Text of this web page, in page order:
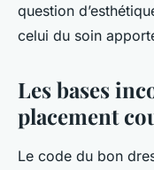
question
celui du soin
Les bases
placement
Le code du bon